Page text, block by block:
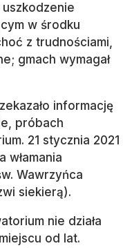
w środku
z trudnościami,
gmach wymagał
informację
próbach
21 stycznia 2021
włamania
Wawrzyńca
siekierą).
nie działa
od lat.